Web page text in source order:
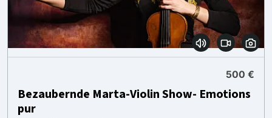
500 €
Bezaubernde Marta-Violin Show- Emotions
pur